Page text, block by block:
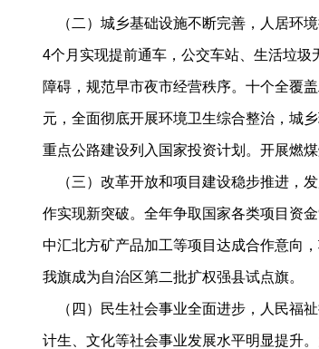
（二）城乡基础设施不断完善，人居环
4个月实现提前通车，公交车站、生活垃
障碍，规范早市夜市经营秩序。十个全覆
元，全面彻底开展环境卫生综合整治，城
重点公路建设列入国家投资计划。开展燃
（三）改革开放和项目建设稳步推进，
作实现新突破。全年争取国家各类项目资
中汇北方矿产品加工等项目达成合作意向
我旗成为自治区第二批扩权强县试点旗。
（四）民生社会事业全面进步，人民福
计生、文化等社会事业发展水平明显提升